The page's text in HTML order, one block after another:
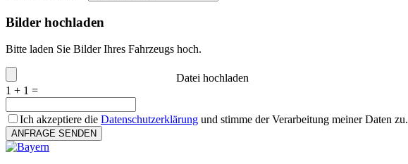
Bilder hochladen
Bitte laden Sie Bilder Ihres Fahrzeugs hoch.
Datei hochladen
1 + 1 =
Ich akzeptiere die Datenschutzerklärung und stimme der Verarbeitung meiner Daten zu.
ANFRAGE SENDEN